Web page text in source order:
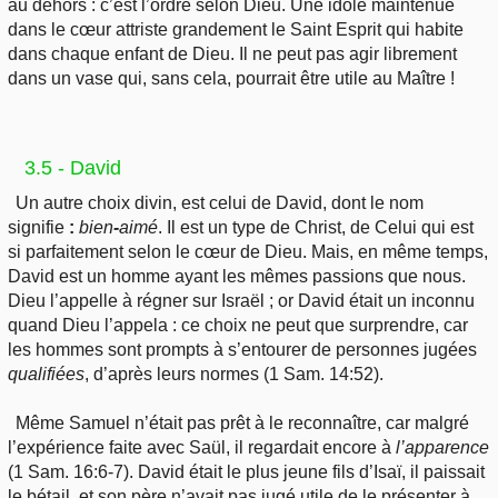
au dehors : c’est l’ordre selon Dieu. Une idole maintenue
dans le cœur attriste grandement le Saint Esprit qui habite
dans chaque enfant de Dieu. Il ne peut pas agir librement
dans un vase qui, sans cela, pourrait être utile au Maître !
3.5 - David
Un autre choix divin, est celui de David, dont le nom
signifie : bien-aimé. Il est un type de Christ, de Celui qui est
si parfaitement selon le cœur de Dieu. Mais, en même temps,
David est un homme ayant les mêmes passions que nous.
Dieu l’appelle à régner sur Israël ; or David était un inconnu
quand Dieu l’appela : ce choix ne peut que surprendre, car
les hommes sont prompts à s’entourer de personnes jugées
qualifiées, d’après leurs normes (1 Sam. 14:52).
Même Samuel n’était pas prêt à le reconnaître, car malgré
l’expérience faite avec Saül, il regardait encore à l’apparence
(1 Sam. 16:6-7). David était le plus jeune fils d’Isaï, il paissait